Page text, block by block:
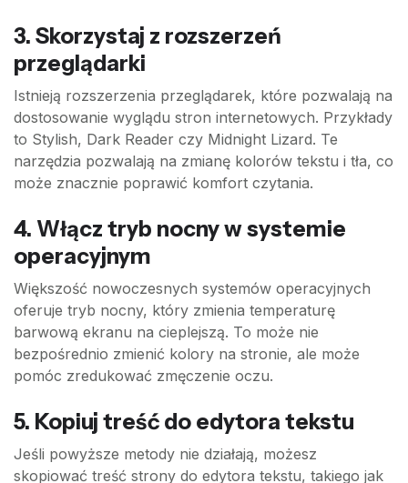
3. Skorzystaj z rozszerzeń
przeglądarki
Istnieją rozszerzenia przeglądarek, które pozwalają na
dostosowanie wyglądu stron internetowych. Przykłady
to Stylish, Dark Reader czy Midnight Lizard. Te
narzędzia pozwalają na zmianę kolorów tekstu i tła, co
może znacznie poprawić komfort czytania.
4. Włącz tryb nocny w systemie
operacyjnym
Większość nowoczesnych systemów operacyjnych
oferuje tryb nocny, który zmienia temperaturę
barwową ekranu na cieplejszą. To może nie
bezpośrednio zmienić kolory na stronie, ale może
pomóc zredukować zmęczenie oczu.
5. Kopiuj treść do edytora tekstu
Jeśli powyższe metody nie działają, możesz
skopiować treść strony do edytora tekstu, takiego jak